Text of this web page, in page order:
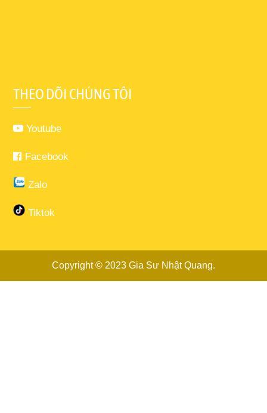
THEO DÕI CHÚNG TÔI
Youtube
Facebook
Zalo
Tiktok
Copyright © 2023 Gia Sư Nhật Quang.